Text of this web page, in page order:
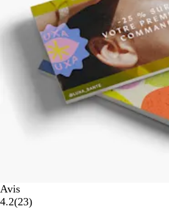
Avis
4.2(2323
)